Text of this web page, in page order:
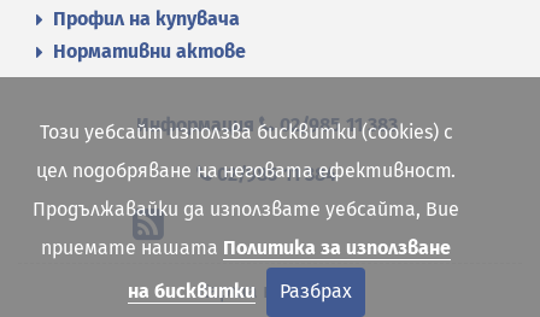
Профил на купувача
Нормативни актове
Информация 02/985 11 383
02/985 11 384
Карта на сайта
Този уебсайт използва бисквитки (cookies) с
цел подобряване на неговата ефективност.
Продължавайки да използвате уебсайта, Вие
приемате нашата Политика за използване
на бисквитки
Разбрах